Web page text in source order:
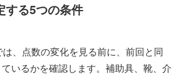
する5つの条件
、点数の変化を見る前に、前回と同
いるかを確認します。補助具、靴、介